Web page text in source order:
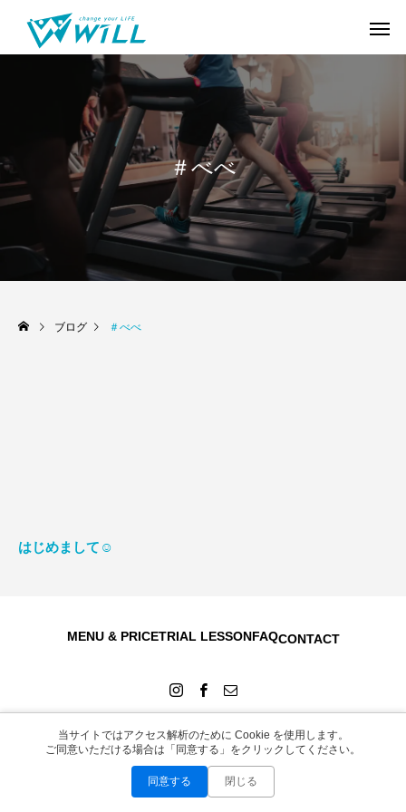
＃べべ
ブログ ＃べべ
はじめまして☺️
MENU & PRICETRIAL LESSONFAQCONTACT
Copyright © 2026
LINEで無料相談 Instagram
当サイトではアクセス解析のために Cookie を使用します。
ご同意いただける場合は「同意する」をクリックしてください。
同意する 閉じる